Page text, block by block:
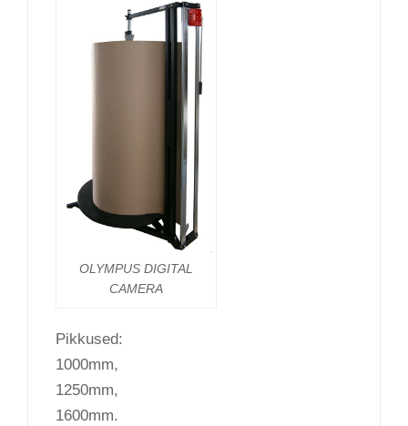
OLYMPUS DIGITAL
CAMERA
Pikkused:
1000mm,
1250mm,
1600mm.